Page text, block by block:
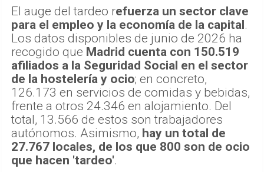
El auge del tardeo refuerza un sector clave
para el empleo y la economía de la capital.
Los datos disponibles de junio de 2026 ha
recogido que Madrid cuenta con 150.519
afiliados a la Seguridad Social en el sector
de la hostelería y ocio; en concreto,
126.173 en servicios de comidas y bebidas,
frente a otros 24.346 en alojamiento. Del
total, 13.566 de estos son trabajadores
autónomos. Asimismo, hay un total de
27.767 locales, de los que 800 son de ocio
que hacen 'tardeo'.